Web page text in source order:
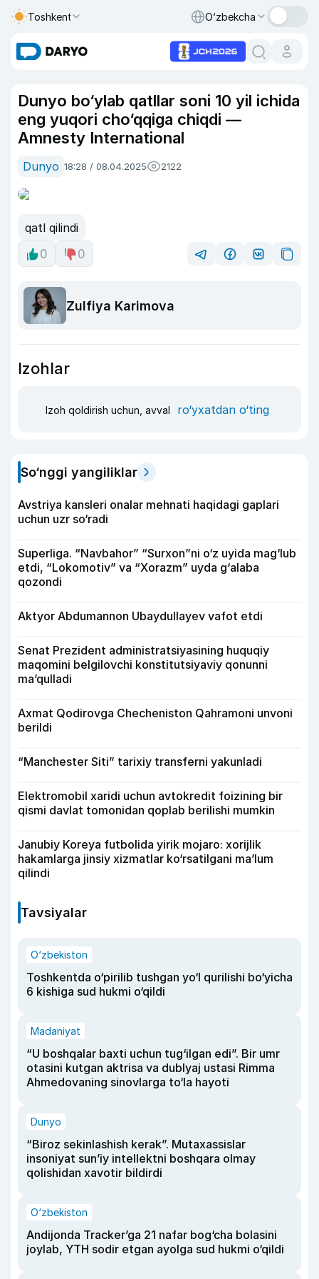
Toshkent O‘zbekcha
Dunyo bo‘ylab qatllar soni 10 yil ichida
eng yuqori cho‘qqiga chiqdi —
Amnesty International
Dunyo 18:28 / 08.04.2025 2122
qatl qilindi
0
0
Zulfiya Karimova
Izohlar
Izoh qoldirish uchun, avval ro‘yxatdan o‘ting
So‘nggi yangiliklar
Avstriya kansleri onalar mehnati haqidagi gaplari
uchun uzr so‘radi
Superliga. “Navbahor” “Surxon”ni o‘z uyida mag‘lub
etdi, “Lokomotiv” va “Xorazm” uyda g‘alaba
qozondi
Aktyor Abdu­mannon Ubaydullayev vafot etdi
Senat Prezident administratsiyasining huquqiy
maqomini belgilovchi konstitutsiyaviy qonunni
ma’qulladi
Axmat Qodirovga Checheniston Qahramoni unvoni
berildi
“Manchester Siti” tarixiy transferni yakunladi
Elektromobil xaridi uchun avtokredit foizining bir
qismi davlat tomonidan qoplab berilishi mumkin
Janubiy Koreya futbolida yirik mojaro: xorijlik
hakamlarga jinsiy xizmatlar ko‘rsatilgani ma’lum
qilindi
Tavsiyalar
O‘zbekiston
Toshkentda o‘pirilib tushgan yo‘l qurilishi bo‘yicha
6 kishiga sud hukmi o‘qildi
Madaniyat
“U boshqalar baxti uchun tug‘ilgan edi”. Bir umr
otasini kutgan aktrisa va dublyaj ustasi Rimma
Ahmedovaning sinovlarga to‘la hayoti
Dunyo
“Biroz sekinlashish kerak”. Mutaxassislar
insoniyat sun’iy intellektni boshqara olmay
qolishidan xavotir bildirdi
O‘zbekiston
Andijonda Tracker’ga 21 nafar bog‘cha bolasini
joylab, YTH sodir etgan ayolga sud hukmi o‘qildi